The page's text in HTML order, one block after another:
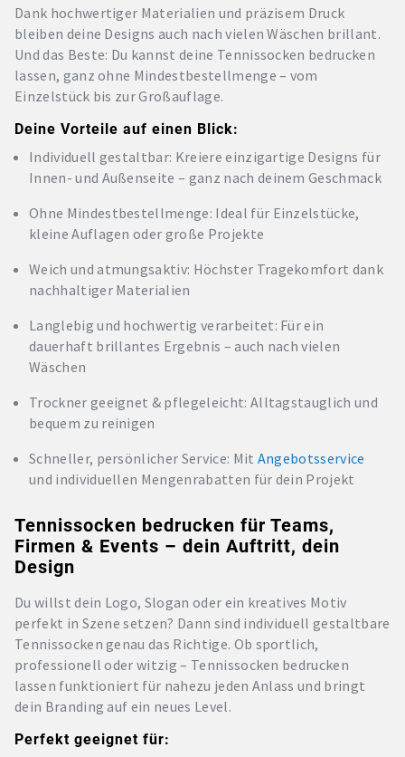
Dank hochwertiger Materialien und präzisem Druck
bleiben deine Designs auch nach vielen Wäschen brillant.
Und das Beste: Du kannst deine Tennissocken bedrucken
lassen, ganz ohne Mindestbestellmenge – vom
Einzelstück bis zur Großauflage.
Deine Vorteile auf einen Blick:
Individuell gestaltbar: Kreiere einzigartige Designs für
Innen- und Außenseite – ganz nach deinem Geschmack
Ohne Mindestbestellmenge: Ideal für Einzelstücke,
kleine Auflagen oder große Projekte
Weich und atmungsaktiv: Höchster Tragekomfort dank
nachhaltiger Materialien
Langlebig und hochwertig verarbeitet: Für ein
dauerhaft brillantes Ergebnis – auch nach vielen
Wäschen
Trockner geeignet & pflegeleicht: Alltagstauglich und
bequem zu reinigen
Schneller, persönlicher Service: Mit Angebotsservice
und individuellen Mengenrabatten für dein Projekt
Tennissocken bedrucken für Teams,
Firmen & Events – dein Auftritt, dein
Design
Du willst dein Logo, Slogan oder ein kreatives Motiv
perfekt in Szene setzen? Dann sind individuell gestaltbare
Tennissocken genau das Richtige. Ob sportlich,
professionell oder witzig – Tennissocken bedrucken
lassen funktioniert für nahezu jeden Anlass und bringt
dein Branding auf ein neues Level.
Perfekt geeignet für: